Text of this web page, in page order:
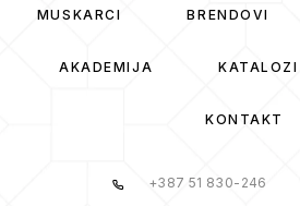
MUSKARCI BRENDOVI
AKADEMIJA KATALOZI
KONTAKT
+387 51 830-246